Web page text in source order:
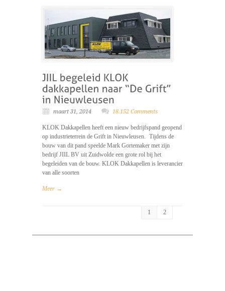
maart 31, 2014 18.152 Comments
KLOK Dakkapellen heeft een nieuw bedrijfspand geopend
op industrieterrein de Grift in Nieuwleusen. Tijdens de
bouw van dit pand speelde Mark Gortemaker met zijn
bedrijf JIIL BV uit Zuidwolde een grote rol bij het
begeleiden van de bouw. KLOK Dakkapellen is leverancier
van alle soorten
Meer →
1 2